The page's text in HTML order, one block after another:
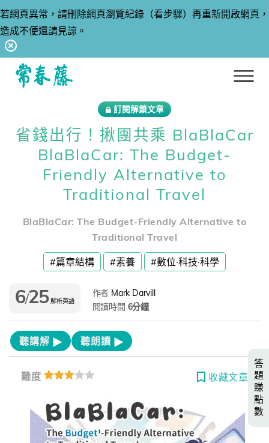
【8/6(四)休息通知】因舉辦內部活動，故當天台北門市、電話
客服及網站出貨皆暫停服務一天。謝謝。
訂閱解鎖文章
省錢出行！揪團共乘 BlaBlaCar
BlaBlaCar: The Budget-
Friendly Alternative to
Traditional Travel
BlaBlaCar: The Budget-Friendly Alternative to
Traditional Travel
#篇章結構 #素養 #數位·科技·科學
6/25 解析英語
作者 Mark Darvill
閱讀時間 6分鐘
聽講解 聽朗讀
難度 收藏文章
答
題
賺
點
數